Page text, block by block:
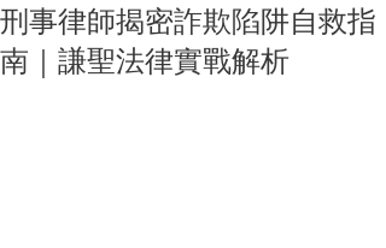
刑事律師揭密詐欺陷阱自救指
南｜謙聖法律實戰解析